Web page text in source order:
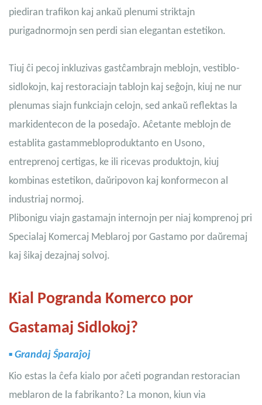
piediran trafikon kaj ankaŭ plenumi striktajn
purigadnormojn sen perdi sian elegantan estetikon.
Tiuj ĉi pecoj inkluzivas gastĉambrajn meblojn, vestiblo-
sidlokojn, kaj restoraciajn tablojn kaj seĝojn, kiuj ne nur
plenumas siajn funkciajn celojn, sed ankaŭ reflektas la
markidentecon de la posedaĵo. Aĉetante meblojn de
establita gastammebloproduktanto en Usono,
entreprenoj certigas, ke ili ricevas produktojn, kiuj
kombinas estetikon, daŭripovon kaj konformecon al
industriaj normoj.
Plibonigu viajn gastamajn internojn per niaj komprenoj pri
Specialaj Komercaj Meblaroj por Gastamo por daŭremaj
kaj ŝikaj dezajnaj solvoj.
Kial Pogranda Komerco por
Gastamaj Sidlokoj?
▪ Grandaj Ŝparaĵoj
Kio estas la ĉefa kialo por aĉeti pograndan restoracian
meblaron de la fabrikanto? La monon, kiun via